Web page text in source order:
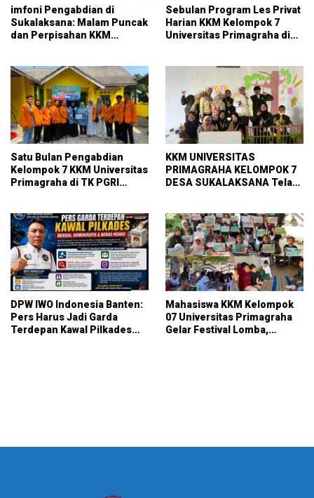
imfoni Pengabdian di
Sukalaksana: Malam Puncak
dan Perpisahan KKM
Sebulan Program Les Privat
Harian KKM Kelompok 7
Universitas Primagraha di
Satu Bulan Pengabdian
Kelompok 7 KKM Universitas
Primagraha di TK PGRI
KKM UNIVERSITAS
PRIMAGRAHA KELOMPOK 7
DESA SUKALAKSANA Telah
DPW IWO Indonesia Banten:
Pers Harus Jadi Garda
Terdepan Kawal Pilkades
Mahasiswa KKM Kelompok
07 Universitas Primagraha
Gelar Festival Lomba,